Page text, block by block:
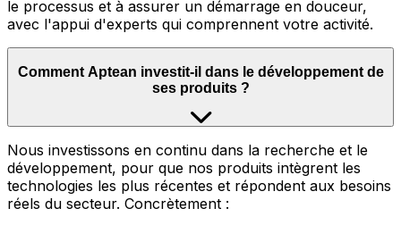
le processus et à assurer un démarrage en douceur,
avec l'appui d'experts qui comprennent votre activité.
Comment Aptean investit-il dans le développement de
ses produits ?
Nous investissons en continu dans la recherche et le
développement, pour que nos produits intègrent les
technologies les plus récentes et répondent aux besoins
réels du secteur. Concrètement :